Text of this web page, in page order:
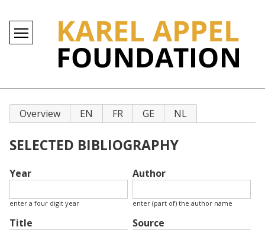
Primary
Overview EN FR GE NL
SELECTED BIBLIOGRAPHY
Year
enter a four digit year
Author
enter (part of) the author name
Title Source